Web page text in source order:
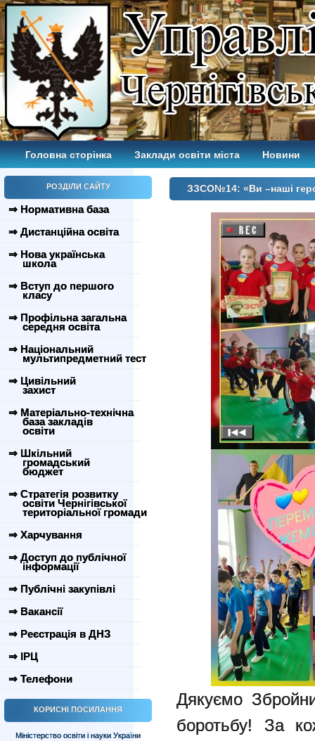
Головна сторінка Заклади освіти міста Новини
РОЗДІЛИ САЙТУ
⇒ Нормативна база
⇒ Дистанційна освіта
⇒ Нова українська
школа
⇒ Вступ до першого
класу
⇒ Профільна загальна
середня освіта
⇒ Національний
мультипредметний тест
⇒ Цивільний
захист
⇒ Матеріально-технічна
база закладів
освіти
⇒ Шкільний
громадський
бюджет
⇒ Стратегія розвитку
освіти Чернігівської
територіальної громади
⇒ Харчування
⇒ Доступ до публічної
інформації
⇒ Публічні закупівлі
⇒ Вакансії
⇒ Реєстрація в ДНЗ
⇒ ІРЦ
⇒ Телефони
КОРИСНІ ПОСИЛАННЯ
Міністерство освіти і науки України
ЗЗСО№14: «Ви –наші
Дякуємо
боротьбу! За